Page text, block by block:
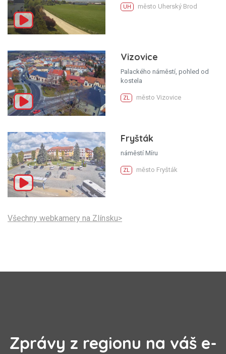
UH město Uherský Brod
Vizovice
Palackého náměstí, pohled od
kostela
ZL město Vizovice
Fryšták
náměstí Míru
ZL město Fryšták
Všechny webkamery na Zlínsku>
Zprávy z regionu na váš e-